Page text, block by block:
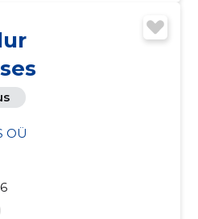
OÜ